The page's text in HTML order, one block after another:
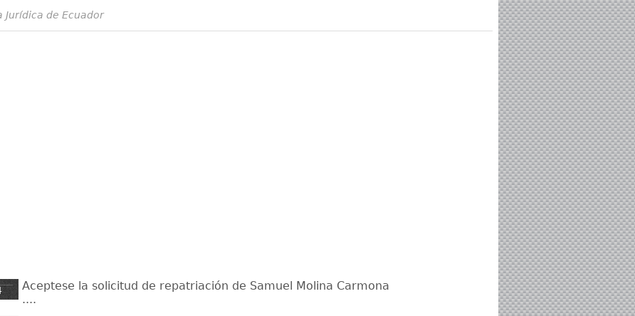
Jurídica de Ecuador
Aceptese la solicitud de repatriación de Samuel Molina Carmona
....